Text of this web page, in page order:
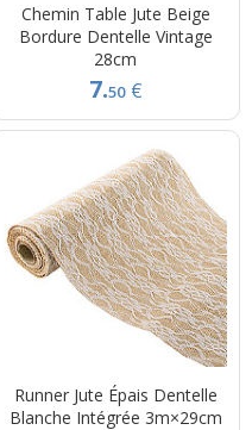
Chemin Table Jute Beige
Bordure Dentelle Vintage
28cm
7.50 €
Runner Jute Épais Dentelle
Blanche Intégrée 3m×29cm